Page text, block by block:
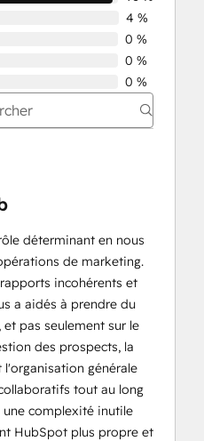
4 %
0 %
0 %
0 %
déterminant en nous
de marketing.
incohérents et
a aidés à prendre du
pas seulement sur le
des prospects, la
générale
tout au long
complexité inutile
HubSpot plus propre et